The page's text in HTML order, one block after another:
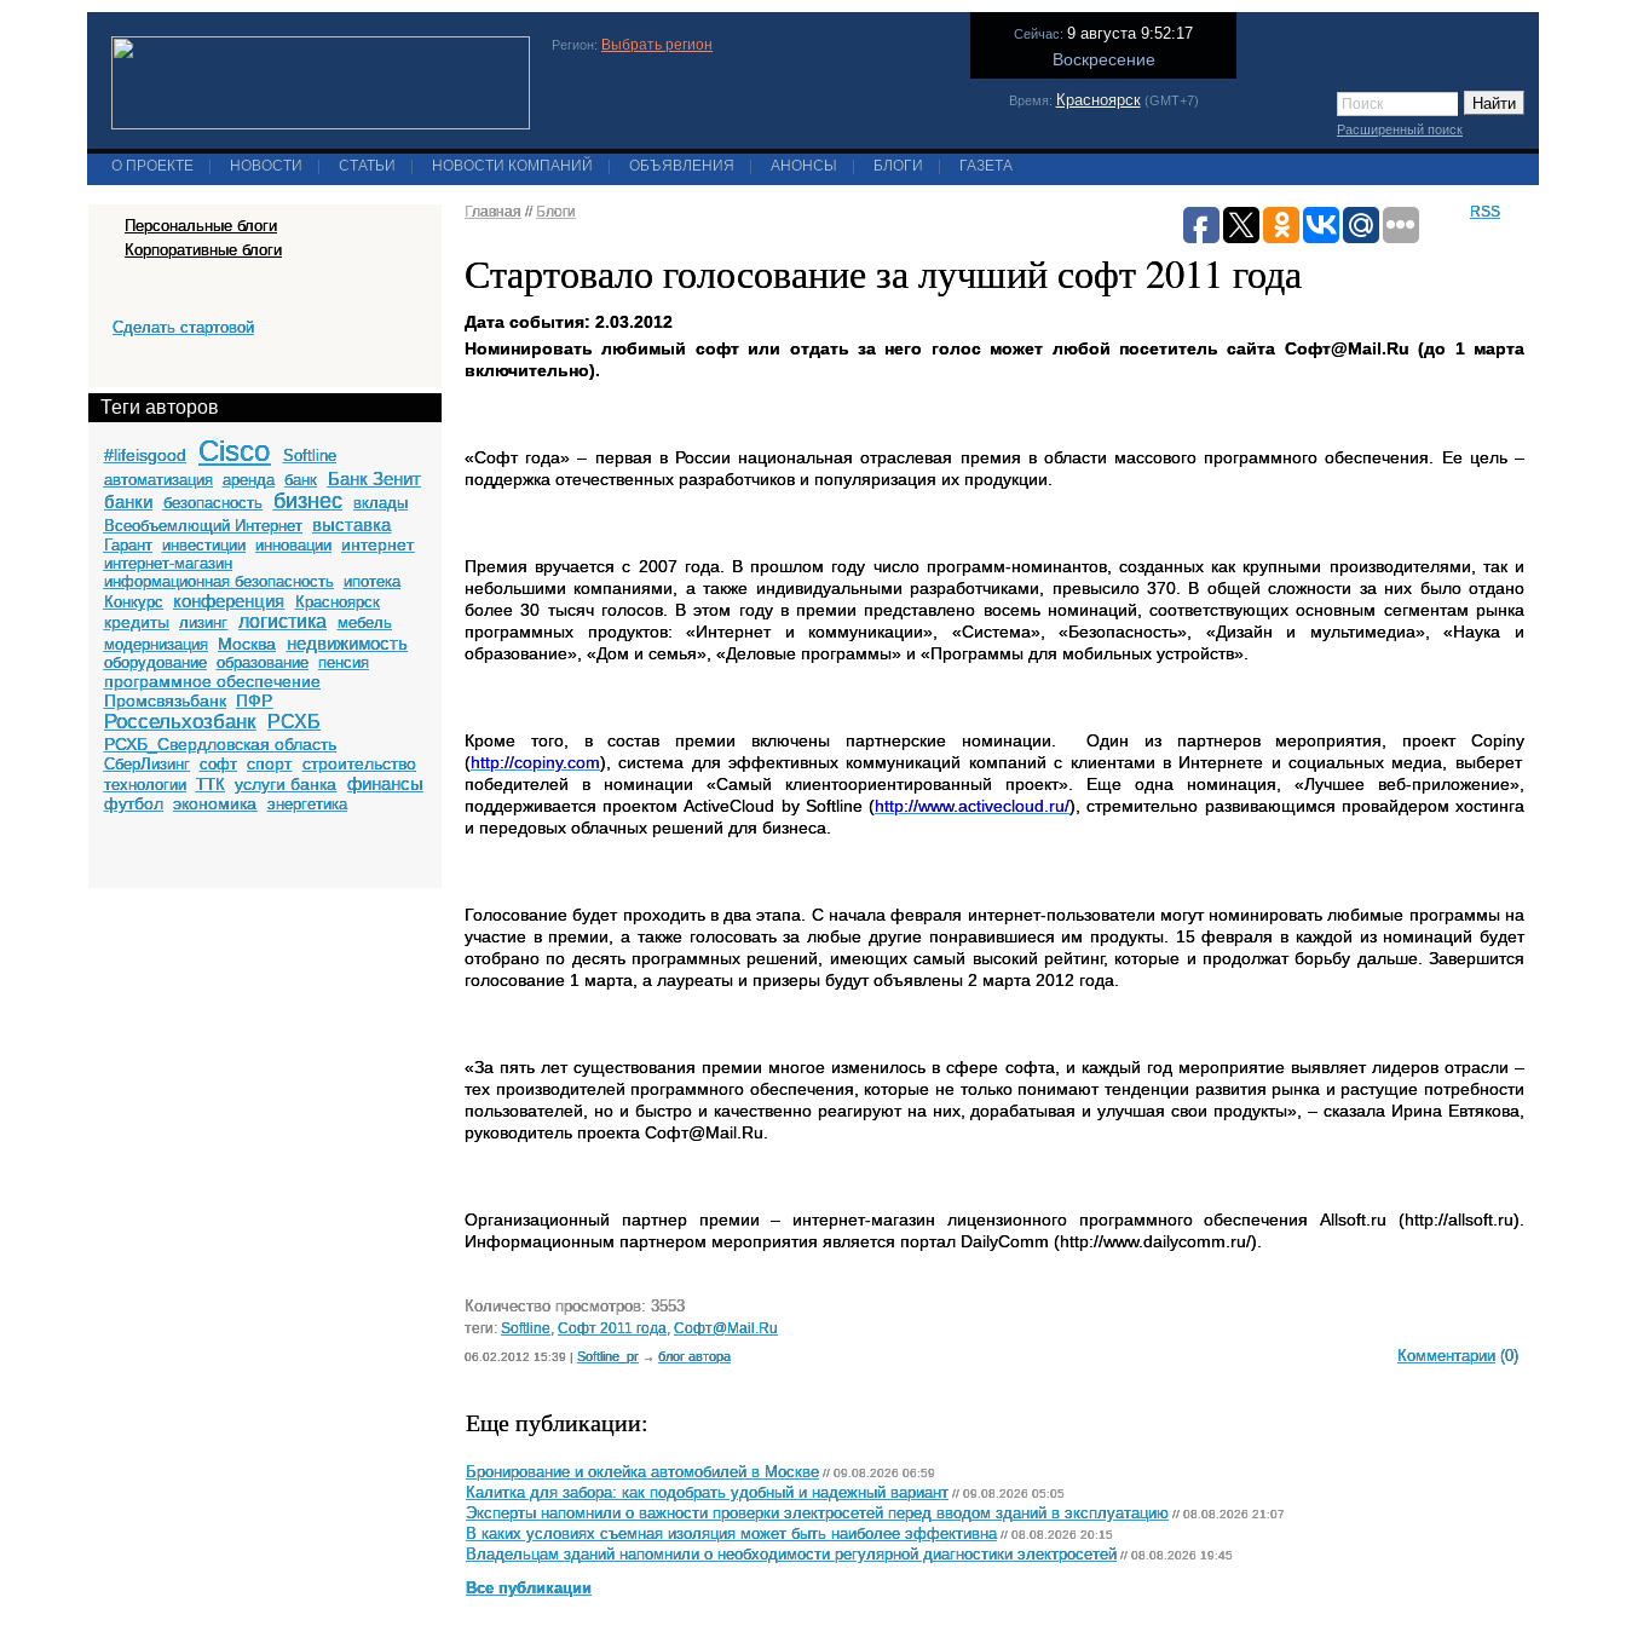
Регион: Выбрать регион
Сейчас: 9 августа 9:52:17
Воскресение
Время: Красноярск(GMT+7)
Расширенный поиск
О ПРОЕКТЕ НОВОСТИ СТАТЬИ НОВОСТИ КОМПАНИЙ ОБЪЯВЛЕНИЯ АНОНСЫ БЛОГИ ГАЗЕТА
Персональные блоги
Корпоративные блоги
Сделать стартовой
Теги авторов
#lifeisgood Cisco
Softline
автоматизация аренда банк
Банк Зенит
банки безопасность бизнес
вклады
Всеобъемлющий Интернет
выставка
Гарант инвестиции инновации интернет
интернет-магазин
информационная безопасность ипотека
Конкурс
конференция Красноярск
кредиты лизинг логистика
мебель
модернизация
Москва недвижимость
оборудование образование пенсия
программное обеспечение
Промсвязьбанк ПФР
Россельхозбанк РСХБ
РСХБ_Свердловская область
СберЛизинг софт спорт строительство
технологии ТТК услуги банка финансы
футбол экономика энергетика
Главная // Блоги RSS
Стартовало голосование за лучший софт 2011 года
Дата события: 2.03.2012
Номинировать любимый софт или отдать за него голос может любой посетитель сайта Софт@Mail.Ru (до 1 марта
включительно).
«Софт года» – первая в России национальная отраслевая премия в области массового программного обеспечения. Ее цель –
поддержка отечественных разработчиков и популяризация их продукции.
Премия вручается с 2007 года. В прошлом году число программ-номинантов, созданных как крупными производителями, так и
небольшими компаниями, а также индивидуальными разработчиками, превысило 370. В общей сложности за них было отдано
более 30 тысяч голосов. В этом году в премии представлено восемь номинаций, соответствующих основным сегментам рынка
программных продуктов: «Интернет и коммуникации», «Система», «Безопасность», «Дизайн и мультимедиа», «Наука и
образование», «Дом и семья», «Деловые программы» и «Программы для мобильных устройств».
Кроме того, в состав премии включены партнерские номинации. Один из партнеров мероприятия, проектCopiny
(http://copiny.com),система для эффективных коммуникаций компаний с клиентами в Интернете и социальных медиа, выберет
победителей в номинации «Самый клиентоориентированный проект» . Еще одна номинация, «Лучшее веб-приложение»,
поддерживается проектом ActiveCloud by Softline (http://www.activecloud.ru/), стремительно развивающимся провайдером хостинга
и передовых облачных решений для бизнеса.
Голосование будет проходить в два этапа. С начала февраля интернет-пользователи могут номинировать любимые программы на
участие в премии, а также голосовать за любые другие понравившиеся им продукты. 15 февраля в каждой из номинаций будет
отобрано по десять программных решений, имеющих самый высокий рейтинг, которые и продолжат борьбу дальше. Завершится
голосование 1 марта, а лауреаты и призеры будут объявлены 2 марта 2012 года.
«За пять лет существования премии многое изменилось в сфере софта, и каждый год мероприятие выявляет лидеров отрасли –
тех производителей программного обеспечения, которые не только понимают тенденции развития рынка и растущие потребности
пользователей, но и быстро и качественно реагируют на них, дорабатывая и улучшая свои продукты», – сказала Ирина Евтякова,
руководитель проекта Софт@Mail.Ru.
Организационный партнер премии – интернет-магазин лицензионного программного обеспечения Allsoft.ru (http://allsoft.ru).
Информационным партнером мероприятия является портал DailyComm (http://www.dailycomm.ru/).
Количество просмотров: 3553
теги: Softline Софт 2011 года Софт@Mail.Ru
06.02.2012 15:39 | Softline_pr → блог автора Комментарии (0)
Еще публикации:
Бронирование и оклейка автомобилей в Москве // 09.08.2026 06:59
Калитка для забора: как подобрать удобный и надежный вариант // 09.08.2026 05:05
Эксперты напомнили о важности проверки электросетей перед вводом зданий в эксплуатацию // 08.08.2026 21:07
В каких условиях съемная изоляция может быть наиболее эффективна // 08.08.2026 20:15
Владельцам зданий напомнили о необходимости регулярной диагностики электросетей // 08.08.2026 19:45
Все публикации